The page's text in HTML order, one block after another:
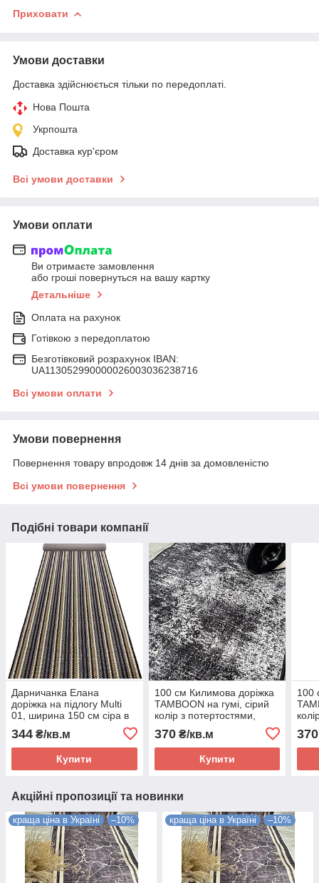
Приховати
Умови доставки
Доставка здійснюється тільки по передоплаті.
Нова Пошта
Укрпошта
Доставка кур'єром
Всі умови доставки
Умови оплати
Ви отримаєте замовлення
або гроші повернуться на вашу картку
Детальніше
Оплата на рахунок
Готівкою з передоплатою
Безготівковий розрахунок IBAN:
UA113052990000026003036238716
Всі умови оплати
Умови повернення
Повернення товару впродовж 14 днів за домовленістю
Всі умови повернення
Подібні товари компанії
Дарничанка Елана
доріжка на підлогу Multi
01, ширина 150 см сіра в
полоску, безворсова для
кімнати, кухні, коридору
344 ₴/кв.м
Купити
100 см Килимова доріжка
TAMBOON на гумі, сірий
колір з потертостями,
безворсова, не підлогу в
кухню, коридор, вітальню
370₴/кв.м
Купити
100
370
Акційні пропозиції та новинки
краща ціна в Україні –10% краща ціна в Україні –10%